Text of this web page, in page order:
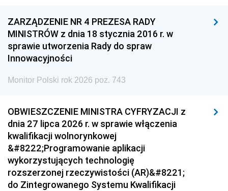
ZARZĄDZENIE NR 4 PREZESA RADY
MINISTRÓW z dnia 18 stycznia 2016 r. w
sprawie utworzenia Rady do spraw
Innowacyjności
Monitor Polski rok 2026 poz. 743
OBWIESZCZENIE MINISTRA CYFRYZACJI z
dnia 27 lipca 2026 r. w sprawie włączenia
kwalifikacji wolnorynkowej
&#8222;Programowanie aplikacji
wykorzystujących technologię
rozszerzonej rzeczywistości (AR)&#8221;
do Zintegrowanego Systemu Kwalifikacji